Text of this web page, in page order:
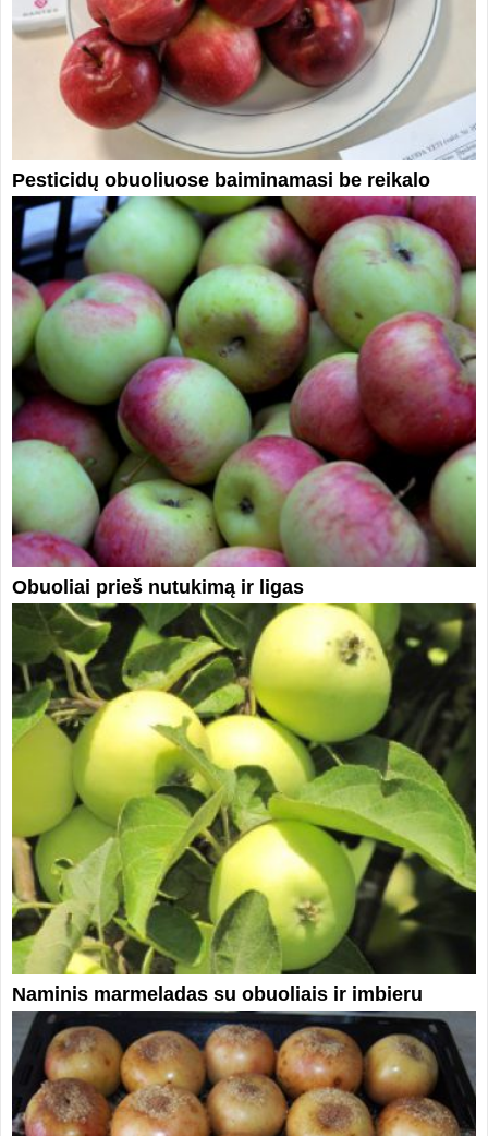
Pesticidų obuoliuose baiminamasi be reikalo
Obuoliai prieš nutukimą ir ligas
Naminis marmeladas su obuoliais ir imbieru